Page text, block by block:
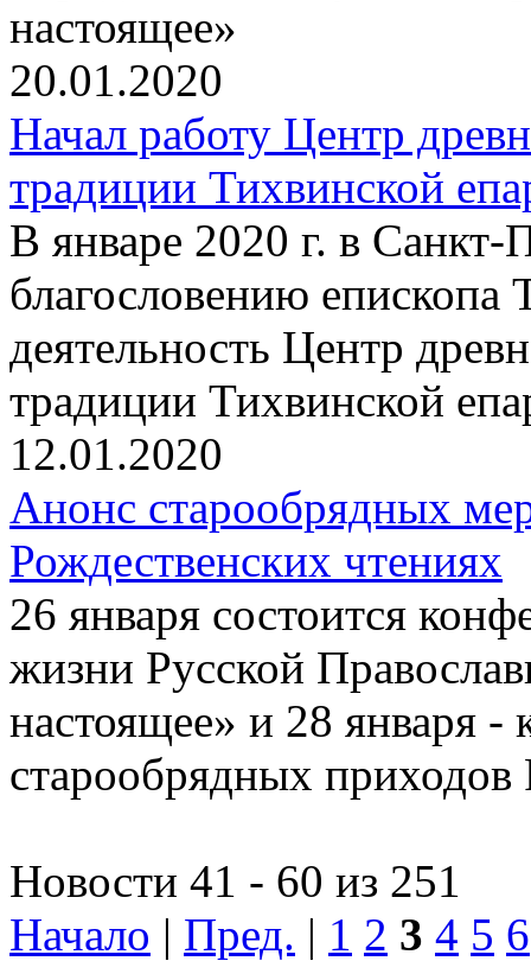
настоящее»
20.01.2020
Начал работу Центр
традиции Тихвинской
В январе 2020 г. в
благословению епископа
деятельность Центр
традиции Тихвинской
12.01.2020
Анонс старообрядных
Рождественских чтениях
26 января состоится
жизни Русской
настоящее» и 28 января -
старообрядных
Новости 41 - 60 из 251
Начало | Пред. | 1 2 3 4 5 6